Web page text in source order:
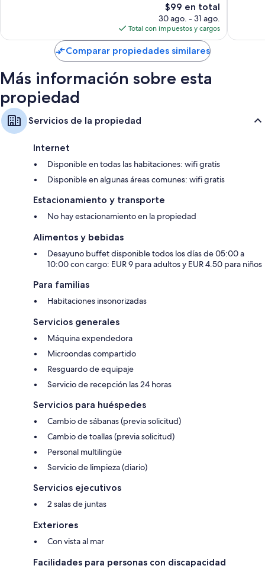
El
precio
actual
es
de
$99
$99 en total
30 ago. - 31 ago.
Total con impuestos y cargos
Comparar propiedades similares
Más información sobre esta
propiedad
Servicios de la propiedad
Internet
Disponible en todas las habitaciones: wifi gratis
Disponible en algunas áreas comunes: wifi gratis
Estacionamiento y transporte
No hay estacionamiento en la propiedad
Alimentos y bebidas
Desayuno buffet disponible todos los días de 05:00 a
10:00 con cargo: EUR 9 para adultos y EUR 4.50 para niños
Para familias
Habitaciones insonorizadas
Servicios generales
Máquina expendedora
Microondas compartido
Resguardo de equipaje
Servicio de recepción las 24 horas
Servicios para huéspedes
Cambio de sábanas (previa solicitud)
Cambio de toallas (previa solicitud)
Personal multilingüe
Servicio de limpieza (diario)
Servicios ejecutivos
2 salas de juntas
Exteriores
Con vista al mar
Facilidades para personas con discapacidad